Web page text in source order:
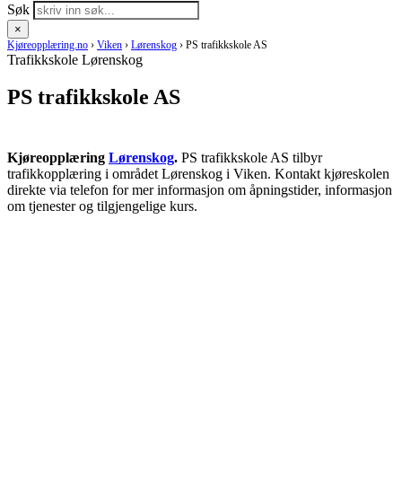
Søk
×
Kjøreopplæring.no › Viken › Lørenskog › PS trafikkskole AS
Trafikkskole Lørenskog
PS trafikkskole AS
Kjøreopplæring Lørenskog. PS trafikkskole AS tilbyr
trafikkopplæring i området Lørenskog i Viken. Kontakt kjøreskolen
direkte via telefon for mer informasjon om åpningstider, informasjon
om tjenester og tilgjengelige kurs.